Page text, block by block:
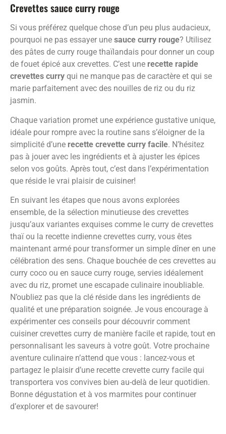
Crevettes sauce curry rouge
Si vous préférez quelque chose d’un peu plus audacieux,
pourquoi ne pas essayer une sauce curry rouge? Utilisez
des pâtes de curry rouge thaïlandais pour donner un coup
de fouet épicé aux crevettes. C’est une recette rapide
crevettes curry qui ne manque pas de caractère et qui se
marie parfaitement avec des nouilles de riz ou du riz
jasmin.
Chaque variation promet une expérience gustative unique,
idéale pour rompre avec la routine sans s’éloigner de la
simplicité d’une recette crevette curry facile. N’hésitez
pas à jouer avec les ingrédients et à ajuster les épices
selon vos goûts. Après tout, c’est dans l’expérimentation
que réside le vrai plaisir de cuisiner!
En suivant les étapes que nous avons explorées
ensemble, de la sélection minutieuse des crevettes
jusqu’aux variantes exquises comme le curry de crevettes
thaï ou la recette indienne crevettes curry, vous êtes
maintenant armé pour transformer un simple dîner en une
célébration des sens. Chaque bouchée de ces crevettes au
curry coco ou en sauce curry rouge, servies idéalement
avec du riz, promet une escapade culinaire inoubliable.
N’oubliez pas que la clé réside dans les ingrédients de
qualité et une préparation soignée. Je vous encourage à
expérimenter ces conseils pour découvrir comment
cuisiner crevettes curry de manière facile et rapide, tout en
personnalisant les saveurs à votre goût. Votre prochaine
aventure culinaire n’attend que vous : lancez-vous et
partagez le plaisir d’une recette crevette curry facile qui
transportera vos convives bien au-delà de leur quotidien.
Bonne dégustation et à vos marmites pour continuer
d’explorer et de savourer!